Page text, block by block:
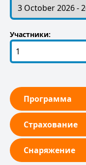
Участники:
Программа
Страхование
Снаряжение